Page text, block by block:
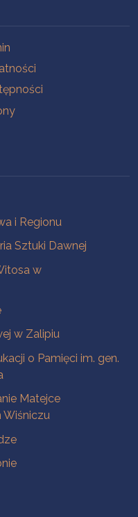
i Regionu
Sztuki Dawnej
w
w Zalipiu
o Pamięci im. gen.
Matejce
Wiśniczu